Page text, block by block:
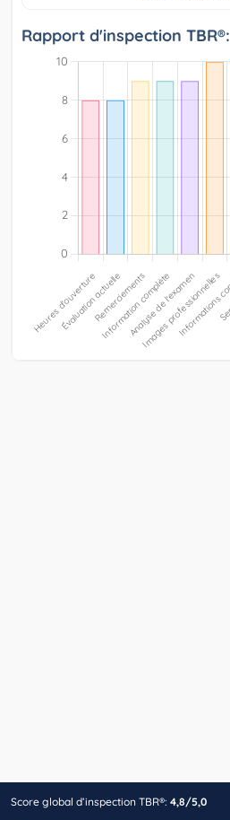
Rapport d'inspection TBR®:
Score global d’inspection TBR®: 4,8/5,0